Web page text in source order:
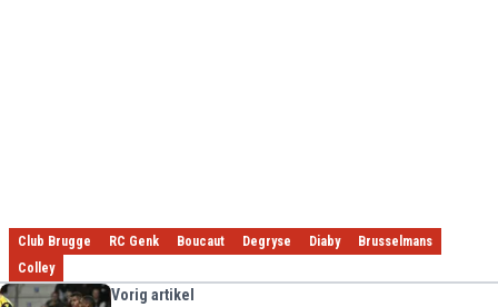
Club Brugge RC Genk Boucaut Degryse Diaby
Brusselmans
Colley
Vorig artikel